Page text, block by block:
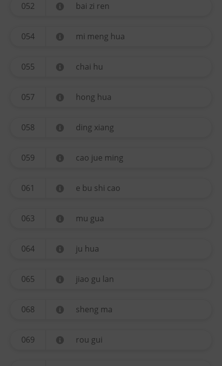
052 bai zi ren
054 mi meng hua
055 chai hu
057 hong hua
058 ding xiang
059 cao jue ming
061 e bu shi cao
063 mu gua
064 ju hua
065 jiao gu lan
068 sheng ma
069 rou gui